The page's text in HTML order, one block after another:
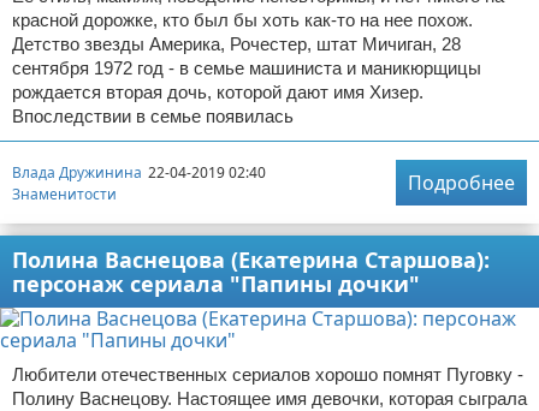
красной дорожке, кто был бы хоть как-то на нее похож.
Детство звезды Америка, Рочестер, штат Мичиган, 28
сентября 1972 год - в семье машиниста и маникюрщицы
рождается вторая дочь, которой дают имя Хизер.
Впоследствии в семье появилась
Влада Дружинина 22-04-2019 02:40
Знаменитости
Подробнее
Полина Васнецова (Екатерина Старшова):
персонаж сериала "Папины дочки"
Любители отечественных сериалов хорошо помнят Пуговку -
Полину Васнецову. Настоящее имя девочки, которая сыграла